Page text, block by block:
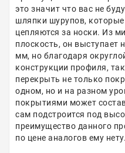
это значит что вас не
шляпки шурупов,
цепляются за носки. Из
плоскость, он выступает
мм, но благодаря
конструкции профиля,
перекрыть не только
одном, но и на разном
покрытиями может
сам подстроится под
преимущество данного
по цене аналогов ему нету.